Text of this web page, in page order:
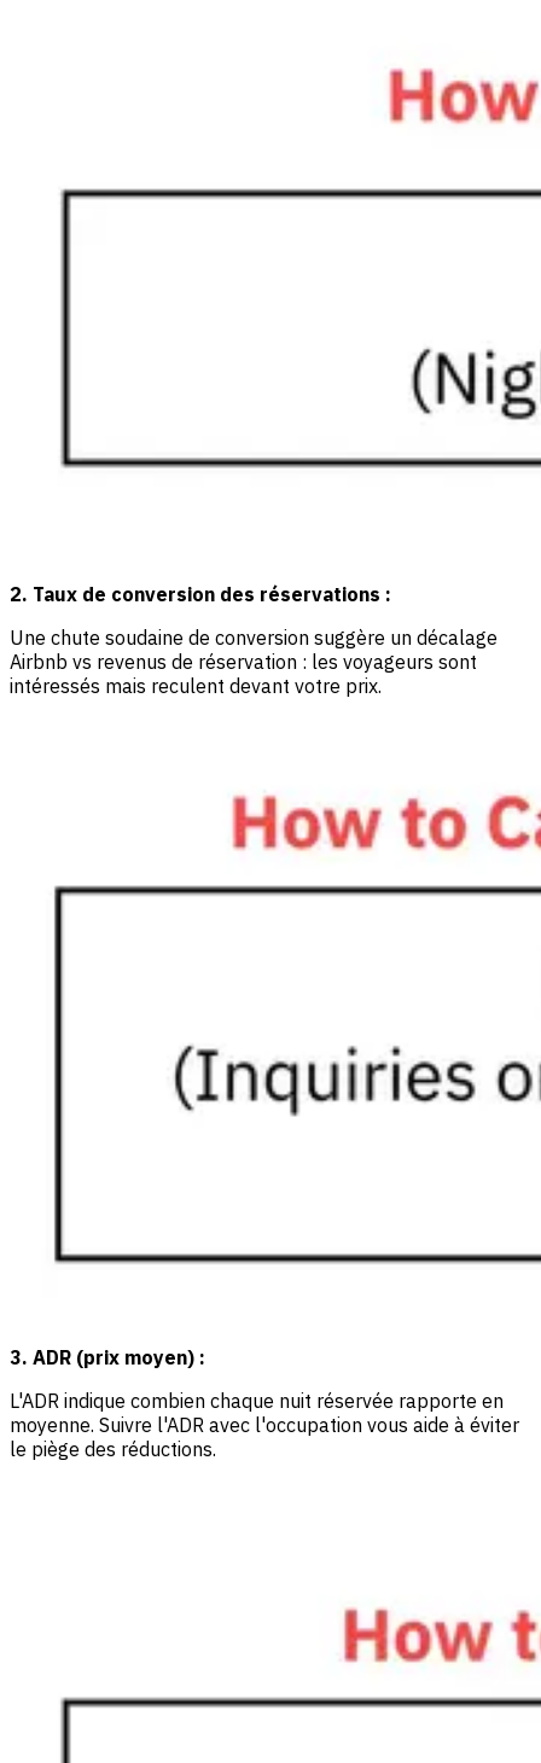
2. Taux de conversion des réservations :
Une chute soudaine de conversion suggère un décalage
Airbnb vs revenus de réservation : les voyageurs sont
intéressés mais reculent devant votre prix.
3. ADR (prix moyen) :
L'ADR indique combien chaque nuit réservée rapporte en
moyenne. Suivre l'ADR avec l'occupation vous aide à éviter
le piège des réductions.